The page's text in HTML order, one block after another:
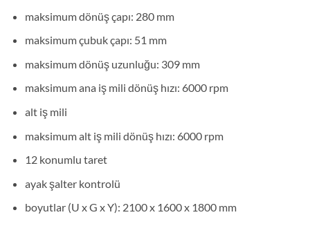
maksimum dönüş çapı: 280 mm
maksimum çubuk çapı: 51 mm
maksimum dönüş uzunluğu: 309 mm
maksimum ana iş mili dönüş hızı: 6000 rpm
alt iş mili
maksimum alt iş mili dönüş hızı: 6000 rpm
12 konumlu taret
ayak şalter kontrolü
boyutlar (U x G x Y): 2100 x 1600 x 1800 mm